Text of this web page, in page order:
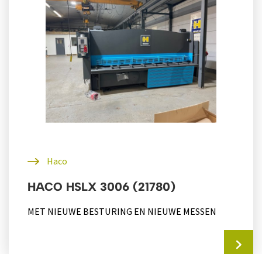
Haco
HACO HSLX 3006 (21780)
MET NIEUWE BESTURING EN NIEUWE MESSEN